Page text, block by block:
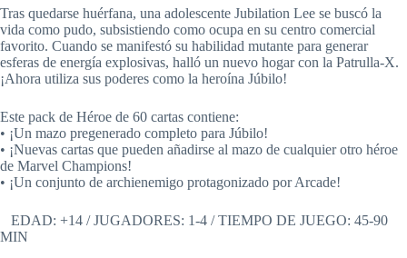
Tras quedarse huérfana, una adolescente Jubilation Lee se buscó la
vida como pudo, subsistiendo como ocupa en su centro comercial
favorito. Cuando se manifestó su habilidad mutante para generar
esferas de energía explosivas, halló un nuevo hogar con la Patrulla-X.
¡Ahora utiliza sus poderes como la heroína Júbilo!
Este pack de Héroe de 60 cartas contiene:
• ¡Un mazo pregenerado completo para Júbilo!
• ¡Nuevas cartas que pueden añadirse al mazo de cualquier otro héroe
de Marvel Champions!
• ¡Un conjunto de archienemigo protagonizado por Arcade!
EDAD: +14 / JUGADORES: 1-4 / TIEMPO DE JUEGO: 45-90
MIN